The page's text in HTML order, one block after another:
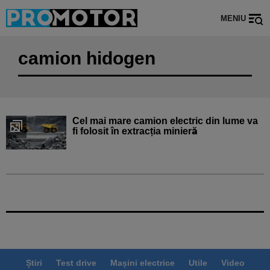
MENIU
camion hidogen
Cel mai mare camion electric din lume va
fi folosit în extracția minieră
Știri Test drive Mașini electrice Utile
Video